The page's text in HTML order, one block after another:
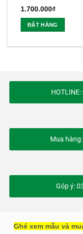
1.700.000₫
ĐẶT HÀNG
Mua
Góp ý:
Ghé xem mẫu và